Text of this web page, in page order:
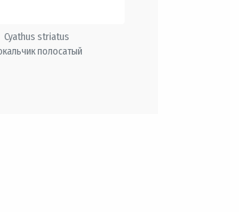
Cyathus striatus
полосатый